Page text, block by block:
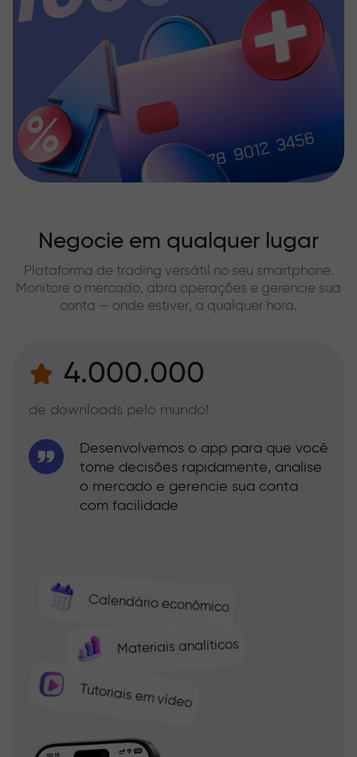
Negocie em qualquer lugar
Plataforma de trading versátil no seu smartphone.
Monitore o mercado, abra operações e gerencie sua
conta — onde estiver, a qualquer hora.
4.000.000
de downloads pelo mundo!
Calendário econômico
Materiais analíticos
Tutoriais em vídeo
Desenvolvemos o app para que você
tome decisões rapidamente, analise
o mercado e gerencie sua conta
com facilidade